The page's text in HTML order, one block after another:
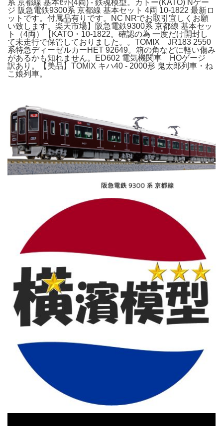
系 京都線 基本ｾｯﾄ(4両) - 鉄魂模型。カトー(KATO) Nゲー
ジ 阪急電鉄9300系 京都線 基本セット 4両 10-1822 最新ロ
ットです。付属品有りです。NC NRでお取引宜しくお願
い致します。楽天市場】阪急電鉄9300系 京都線 基本セッ
ト（4両）【KATO・10-1822。確認の為 一度だけ開封し
て未走行で保管しておりました。。TOMIX JR183 2550
系特急ディーゼルカーHET 92649。箱の角などに軽い傷み
があるかも知れません。ED602 電気機関車 HOゲージ
訳あり。【美品】TOMIX キハ40 - 2000形 鬼太郎列車・ね
こ娘列車。